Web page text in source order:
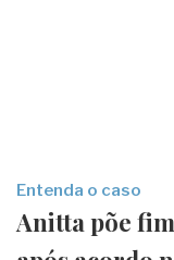
Entenda o caso
Anitta põe